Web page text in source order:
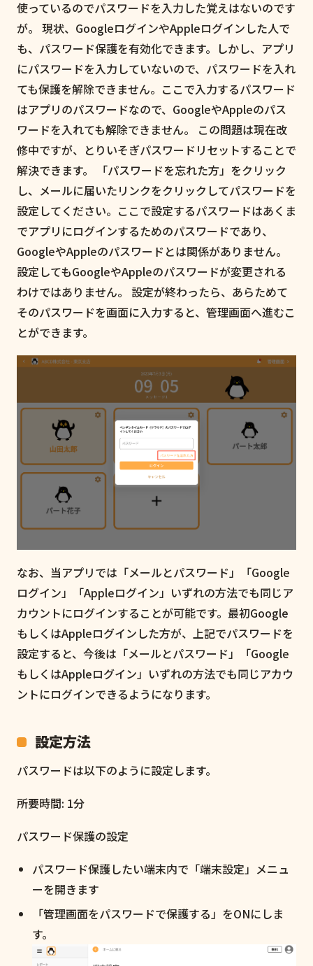
使っているのでパスワードを入力した覚えはないのです
が。 現状、GoogleログインやAppleログインした人で
も、パスワード保護を有効化できます。しかし、アプリ
にパスワードを入力していないので、パスワードを入れ
ても保護を解除できません。ここで入力するパスワード
はアプリのパスワードなので、GoogleやAppleのパス
ワードを入れても解除できません。 この問題は現在改
修中ですが、とりいそぎパスワードリセットすることで
解決できます。 「パスワードを忘れた方」をクリック
し、メールに届いたリンクをクリックしてパスワードを
設定してください。ここで設定するパスワードはあくま
でアプリにログインするためのパスワードであり、
GoogleやAppleのパスワードとは関係がありません。
設定してもGoogleやAppleのパスワードが変更される
わけではありません。 設定が終わったら、あらためて
そのパスワードを画面に入力すると、管理画面へ進むこ
とができます。
なお、当アプリでは「メールとパスワード」「Google
ログイン」「Appleログイン」いずれの方法でも同じア
カウントにログインすることが可能です。最初Google
もしくはAppleログインした方が、上記でパスワードを
設定すると、今後は「メールとパスワード」「Google
もしくはAppleログイン」いずれの方法でも同じアカウ
ントにログインできるようになります。
設定方法
パスワードは以下のように設定します。
所要時間: 1分
パスワード保護の設定
パスワード保護したい端末内で「端末設定」メニュ
ーを開きます
「管理画面をパスワードで保護する」をONにしま
す。